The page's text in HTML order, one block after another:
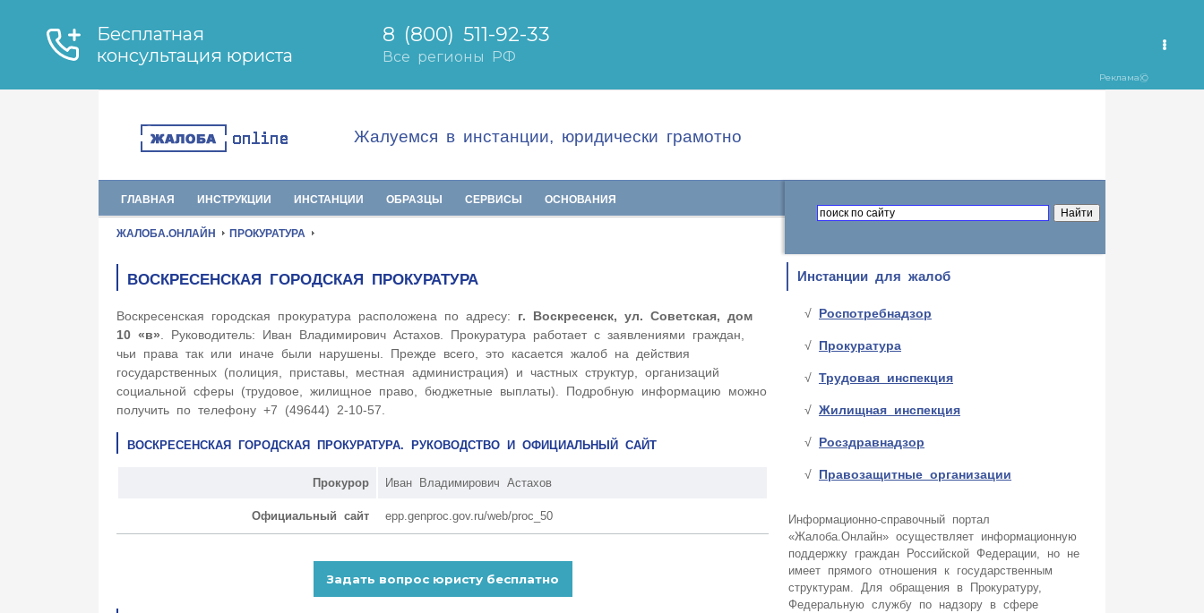
Жалуемся в инстанции, юридически грамотно
ГЛАВНАЯ ИНСТРУКЦИИ ИНСТАНЦИИ ОБРАЗЦЫ СЕРВИСЫ ОСНОВАНИЯ
ЖАЛОБА.ОНЛАЙН ПРОКУРАТУРА
ВОСКРЕСЕНСКАЯ ГОРОДСКАЯ ПРОКУРАТУРА
Воскресенская городская прокуратура расположена по адресу: г. Воскресенск, ул. Советская, дом
10 «в» . Руководитель: Иван Владимирович Астахов. Прокуратура работает с заявлениями граждан,
чьи права так или иначе были нарушены. Прежде всего, это касается жалоб на действия
государственных (полиция, приставы, местная администрация) и частных структур, организаций
социальной сферы (трудовое, жилищное право, бюджетные выплаты). Подробную информацию можно
получить по телефону +7 (49644) 2-10-57.
ВОСКРЕСЕНСКАЯ ГОРОДСКАЯ ПРОКУРАТУРА. РУКОВОДСТВО И ОФИЦИАЛЬНЫЙ САЙТ
Прокурор Иван Владимирович Астахов
Официальный сайт epp.genproc.gov.ru/web/proc_50
Инстанции для жалоб
Роспотребнадзор
Прокуратура
Трудовая инспекция
Жилищная инспекция
Росздравнадзор
Правозащитные организации
Информационно-справочный портал
«Жалоба.Онлайн» осуществляет информационную
поддержку граждан Российской Федерации, но не
имеет прямого отношения к государственным
структурам. Для обращения в Прокуратуру,
Федеральную службу по надзору в сфере